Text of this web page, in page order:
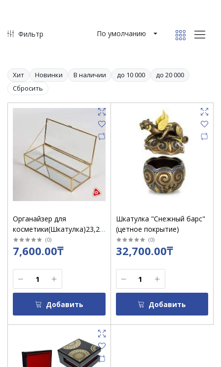
Фильтр По умолчанию
Хит Новинки В наличии до 10 000
до 20 000
Сбросить
Органайзер для
косметики(Шкатулка)23,2х10х5,6см
прозрачный /6945250
(0)
7,600.00₸
Добавить
Шкатулка "Снежный барс"
(цетное покрытие)
(0)
32,700.00₸
Добавить